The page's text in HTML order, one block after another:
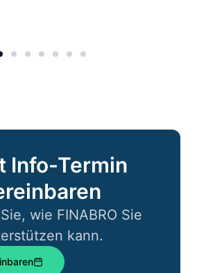
Info-Termin
wie FINABRO Sie
kann.​